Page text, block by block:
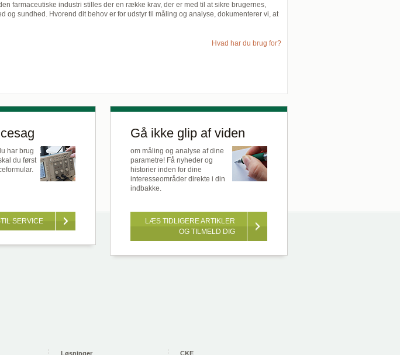
farmaceutiske industri stilles der en række krav, der er med til at sikre brugernes,
og sundhed. Hvorend dit behov er for udstyr til måling og analyse, dokumenterer vi, at
Hvad har du brug for?
har brug
du først
SERVICE
Gå ikke glip af viden
om måling og analyse af dine
parametre! Få nyheder og
historier inden for dine
interesseområder direkte i din
indbakke.
LÆS TIDLIGERE ARTIKLER
OG TILMELD DIG
Løsninger CKE